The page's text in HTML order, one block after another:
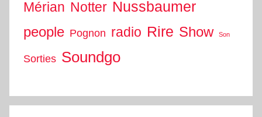
Mérian Notter Nussbaumer
people Pognon radio Rire Show Son
Sorties Soundgo